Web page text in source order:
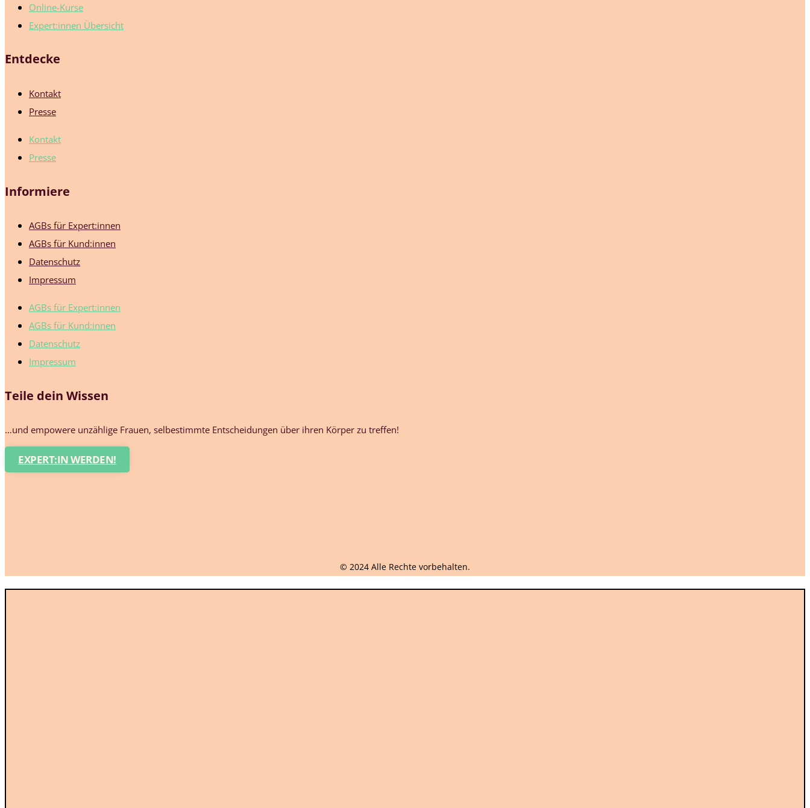
Online-Kurse
Expert:innen Übersicht
Entdecke
Kontakt
Presse
Kontakt
Presse
Informiere
AGBs für Expert:innen
AGBs für Kund:innen
Datenschutz
Impressum
AGBs für Expert:innen
AGBs für Kund:innen
Datenschutz
Impressum
Teile dein Wissen
…und empowere unzählige Frauen, selbestimmte Entscheidungen über ihren Körper zu treffen!
EXPERT:IN WERDEN!
© 2024 Alle Rechte vorbehalten.